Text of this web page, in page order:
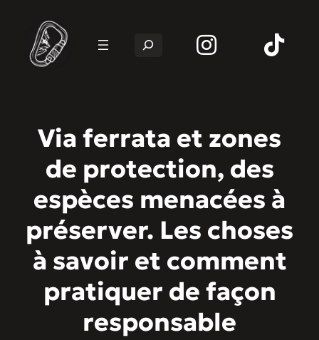
Rechercher
Via ferrata et zones
de protection, des
espèces menacées à
préserver. Les choses
à savoir et comment
pratiquer de façon
responsable